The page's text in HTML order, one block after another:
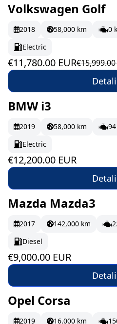
În stoc 196.33 EUR/
Volkswagen Golf
2018 58,000 km 0
Electric
€11,780.00 EUR€15,999.00
La comandă
BMW i3
2019 58,000 km
Electric
€12,200.00 EUR
La comandă 150
Mazda Mazda3
2017 142,000 km
Diesel
€9,000.00 EUR
La comandă
Opel Corsa
2019 16,000 km